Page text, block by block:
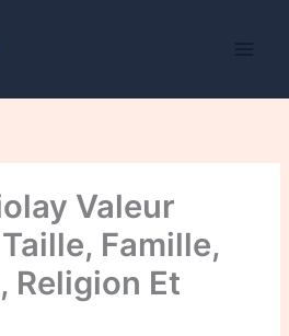
Valeur
Famille,
Religion Et